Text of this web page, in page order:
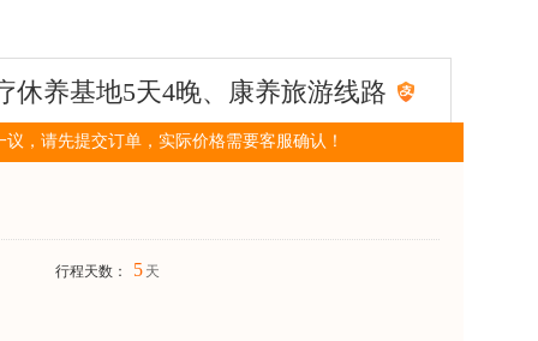
休养基地5天4晚、康养旅游线路
，请先提交订单，实际价格需要客服确认！
行程天数： 5 天